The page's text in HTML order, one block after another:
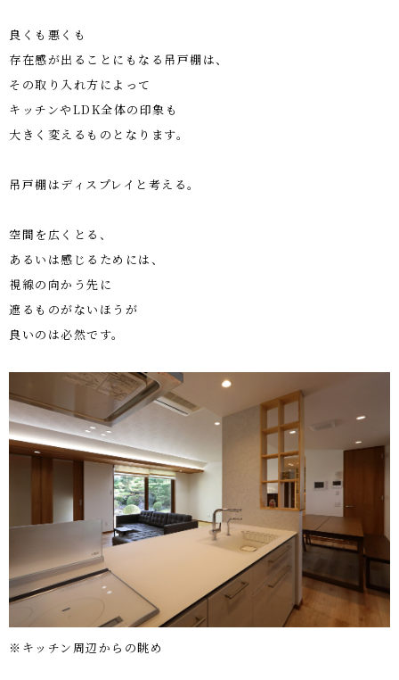
良くも悪くも
存在感が出ることにもなる吊戸棚は、
その取り入れ方によって
キッチンやLDK全体の印象も
大きく変えるものとなります。
吊戸棚はディスプレイと考える。
空間を広くとる、
あるいは感じるためには、
視線の向かう先に
遮るものがないほうが
良いのは必然です。
※キッチン周辺からの眺め